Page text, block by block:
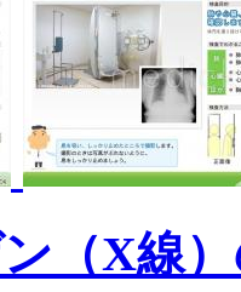
（X線